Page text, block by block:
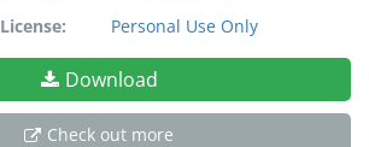
License:
Personal Use Only
Download
Check out more